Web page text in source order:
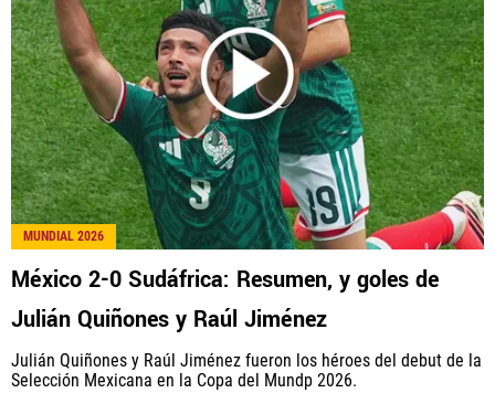
MUNDIAL 2026
México 2-0 Sudáfrica: Resumen, y goles de
Julián Quiñones y Raúl Jiménez
Julián Quiñones y Raúl Jiménez fueron los héroes del debut de la
Selección Mexicana en la Copa del Mundp 2026.